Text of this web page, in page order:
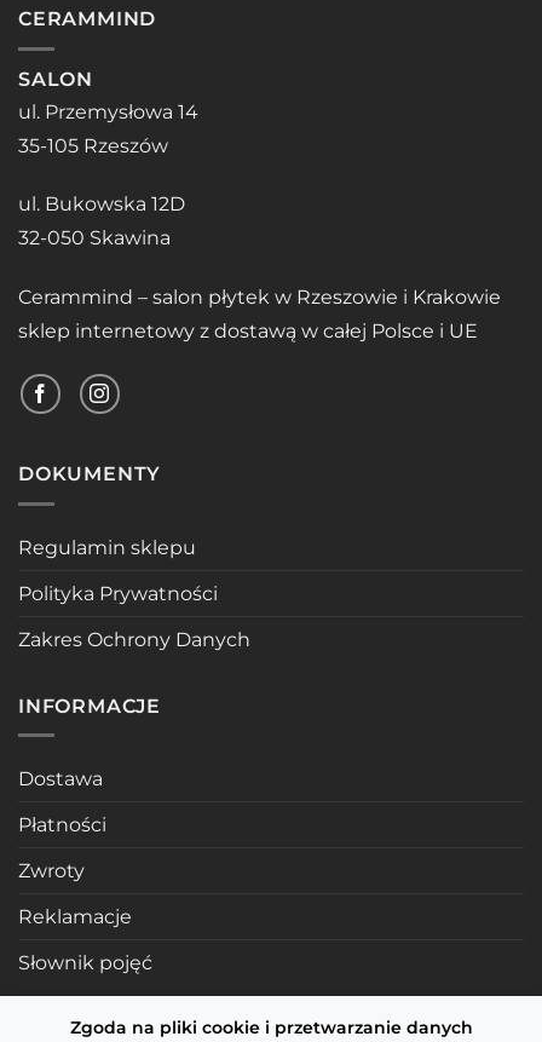
Zgoda na pliki cookie i przetwarzanie danych
CERAMMIND
SALON
ul. Przemysłowa 14
35-105 Rzeszów
ul. Bukowska 12D
32-050 Skawina
Cerammind – salon płytek w Rzeszowie i Krakowie
sklep internetowy z dostawą w całej Polsce i UE
DOKUMENTY
Regulamin sklepu
Polityka Prywatności
Zakres Ochrony Danych
INFORMACJE
Dostawa
Płatności
Zwroty
Reklamacje
Słownik pojęć
POLECANE STRONY